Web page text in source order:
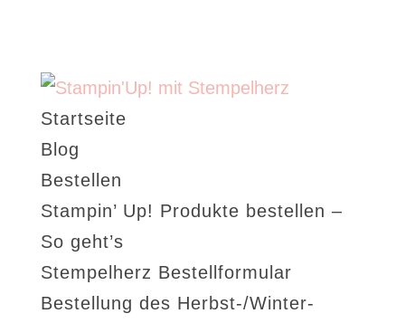
Startseite
Blog
Bestellen
Stampin’ Up! Produkte bestellen –
So geht’s
Stempelherz Bestellformular
Bestellung des Herbst-/Winter-